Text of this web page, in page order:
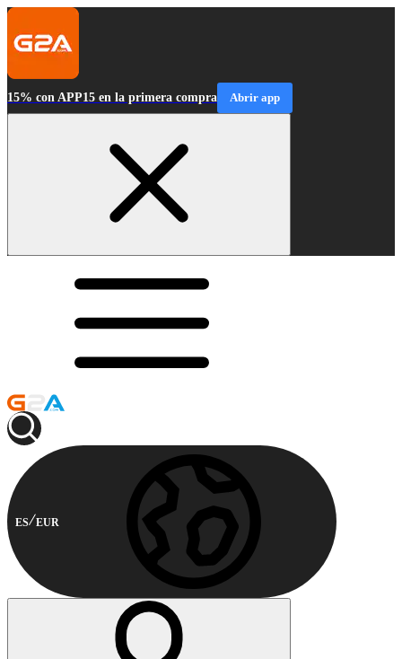
15% con APP15 en la primera compra Abrir app
ES EUR